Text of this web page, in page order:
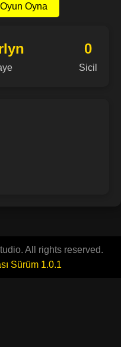
Oyun Oyna
0
Sicil
All rights reserved.
Sürüm 1.0.1